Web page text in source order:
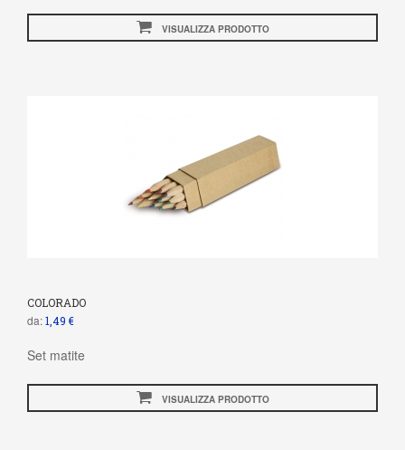
VISUALIZZA PRODOTTO
COLORADO
da:1,49 €
Set matite
VISUALIZZA PRODOTTO